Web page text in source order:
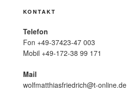
KONTAKT
Telefon
Fon +49-37423-47 003
Mobil +49-172-38 99 171
Mail
wolfmatthiasfriedrich@t-online.de